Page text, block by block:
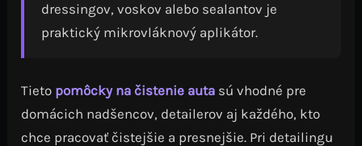
dressingov, voskov alebo sealantov je
praktický mikrovláknový aplikátor.
Tieto pomôcky na čistenie auta sú vhodné pre
domácich nadšencov, detailerov aj každého, kto
chce pracovať čistejšie a presnejšie. Pri detailingu